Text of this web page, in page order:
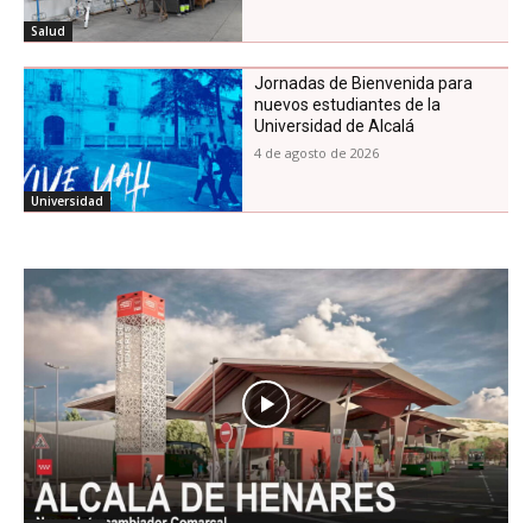
Salud
Universidad
Jornadas de Bienvenida para
nuevos estudiantes de la
Universidad de Alcalá
4 de agosto de 2026